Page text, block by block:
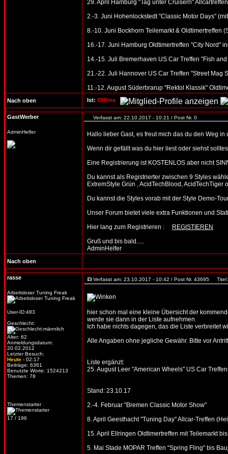
29. April Hamburg "Tag unter Cruisern" Allcartreffen
2.-3. Juni Hohenlockstedt "Classic Motor Days"
8.-10. Juni Bockhorn Teilemarkt & Oldtimertreffen
16.-17. Juni Hamburg Oldtimertreffen "City Nord"
14.-15. Juli Bremerhaven US Car Treffen "Fish
21.-22. Juli Hannover US Car Treffen "Street Mag
11.-12. August Süderbrarup "Rektol Klassik"
Nach oben Ist: Offline
GastWerber
AdminHelfer
Verfasst am: 22.10.2017 - 10:21 / Post Nr. 0
Hallo lieber Gast, es freut mich das du den Weg
Wenn dir gefällt was du hier liest oder siehst
Eine Registrierung ist KOSTENLOS aber nicht
Du kannst als Registrierter zwischen 9 Styles
ExtremStyle Grün , AcidTechBlood,
Du kannst die Styles vorab mit der Style
Unser Forum bietet viele extra Funktionen und
Hier lang zum Registrieren :
REGISTIEREN
Gruß und bis bald.....
AdminHelfer
Nach oben
rasse
Arbeitsloser Tuning Freak
User-ID:483
Geschlecht:
Alter: 62
Anmeldungsdatum:
20.02.2012
Letzter Besuch:
Heute - 02:17
Beiträge: 6361
Benutzte Worte: 1524213
Themen: 78
Themenstarter
17 / 196
Verfasst am: 23.10.2017 - 10:42 / Post Nr. 43695 Titel:
hier schon mal eine kleine Übersicht der
werde sie dann in der Liste aufnehmen.
Ich habe nichts dagegen, das die Liste verbreitet
Alle Angaben ohne jegliche Gewähr. Bitte vor
Liste ergänzt:
25. August Leer "American Wheels" US Car Treffen
Stand: 23.10.17
2.-4. Februar "Bremen Classic Motor Show"
8. April Geesthacht "Tuning Day" Allcar-Treffen
15. April Ellringen Oldtimertreffen mit Teilemarkt
5. Mai Stade MOPAR Treffen "Spring Fling" bis